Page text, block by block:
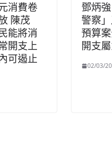
消費卷
陳茂
能將消
開支上
可遏止
鄧炳
警察
預算
開支
02/03/